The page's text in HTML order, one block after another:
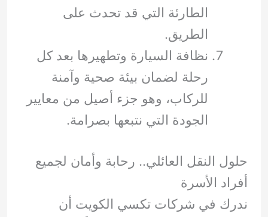
الطارئة التي قد تحدث على
الطريق.
نظافة السيارة وتطهيرها بعد كل
رحلة لضمان بيئة صحية وآمنة
للركاب، وهو جزء أصيل من معايير
الجودة التي نتبعها بصرامة.
حلول النقل العائلي.. رحابة وأمان لجميع
أفراد الأسرة
ندرك في شركات تكسي الكويت أن